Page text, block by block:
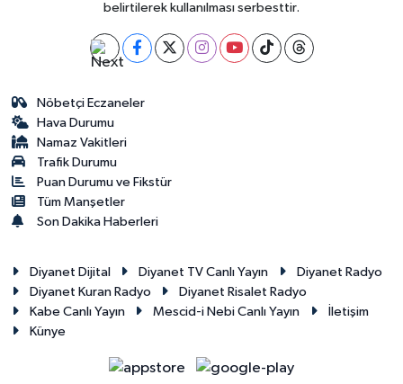
belirtilerek kullanılması serbesttir.
Nöbetçi Eczaneler
Hava Durumu
Namaz Vakitleri
Trafik Durumu
Puan Durumu ve Fikstür
Tüm Manşetler
Son Dakika Haberleri
Diyanet Dijital Diyanet TV Canlı Yayın
Diyanet Radyo
Diyanet Kuran Radyo
Diyanet Risalet Radyo
Kabe Canlı Yayın
Mescid-i Nebi Canlı Yayın
İletişim
Künye